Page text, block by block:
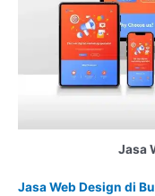
Jasa
Jasa Web Design di